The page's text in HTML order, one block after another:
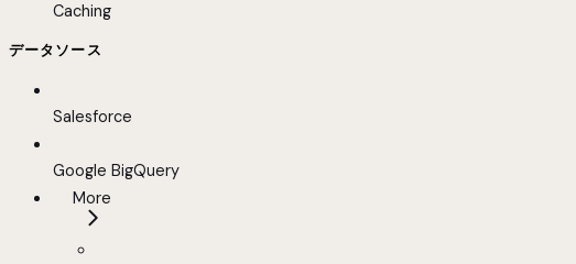
Caching
データソース
Salesforce
Google BigQuery
More